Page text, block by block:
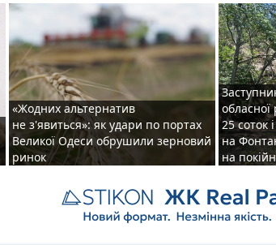
«Жодних альтернатив
не з'явиться»: як удари по портах
Великої Одеси обрушили зерновий
ринок
25 соток
на
на